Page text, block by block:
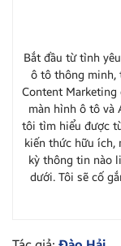
Bắt đầu từ tình
ô tô thông minh,
Content Marketing
màn hình ô tô và
tôi tìm hiểu được
kiến thức hữu ích,
kỳ thông tin nào
dưới. Tôi sẽ cố